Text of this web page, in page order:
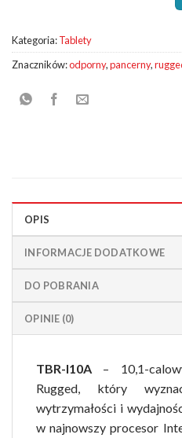
Kategoria:Tablety
Znaczników:odporny,pancerny,
OPIS
INFORMACJE DODATKOWE
DO POBRANIA
OPINIE (0)
TBR-I10A – 10,1-
Rugged, który
wytrzymałości i
w najnowszy procesor